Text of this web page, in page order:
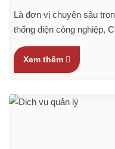
Là đơn vị chuyên sâu
thống điện công nghiệp,
VIỆT NAM cung cấp
hành hệ thống điện theo
đảm bảo an toàn lao
Xem thêm